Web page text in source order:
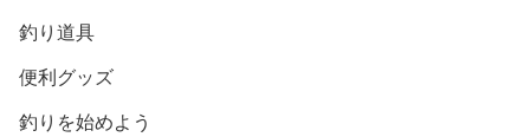
釣り道具
便利グッズ
釣りを始めよう